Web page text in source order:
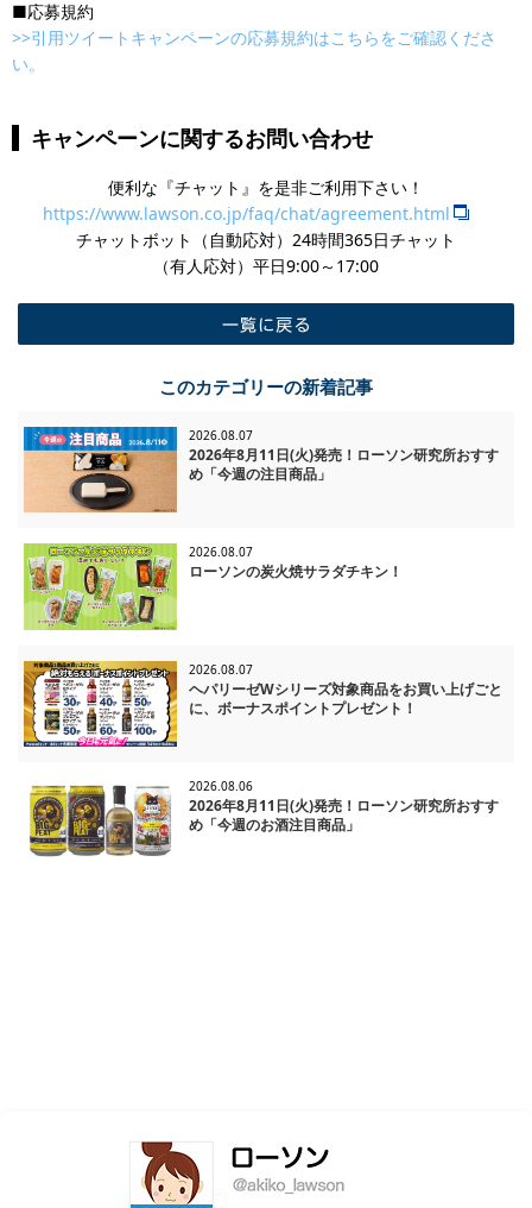
■​応募規約
>>引用ツイートキャンペーンの応募規約はこちらをご確認くださ
い。
キャンペーンに関するお問い合わせ
便利な『チャット』を是非ご利用下さい！
https://www.lawson.co.jp/faq/chat/agreement.html
チャットボット（自動応対）24時間365日チャット
​（有人応対）平日9:00～17:00
このカテゴリーの新着記事
2026.08.07
2026年8月11日(火)発売！ローソン研究所おすす
め「今週の注目商品」
2026.08.07
ローソンの炭火焼サラダチキン！
2026.08.07
ヘパリーゼWシリーズ対象商品をお買い上げごと
に、ボーナスポイントプレゼント！
2026.08.06
2026年8月11日(火)発売！ローソン研究所おすす
め「今週のお酒注目商品」